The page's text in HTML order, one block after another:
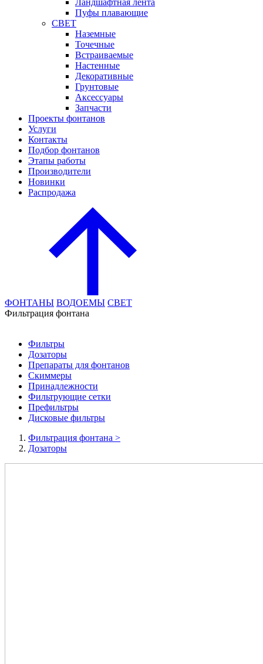
Ландшафтная лента
Пуфы плавающие
СВЕТ
Наземные
Точечные
Встраиваемые
Настенные
Декоративные
Грунтовые
Аксессуары
Запчасти
Проекты фонтанов
Услуги
Контакты
Подбор фонтанов
Этапы работы
Производители
Новинки
Распродажа
ФОНТАНЫ ВОДОЕМЫ СВЕТ
Фильтрация фонтана
Фильтры
Дозаторы
Препараты для фонтанов
Скиммеры
Принадлежности
Фильтрующие сетки
Префильтры
Дисковые фильтры
Фильтрация фонтана >
Дозаторы